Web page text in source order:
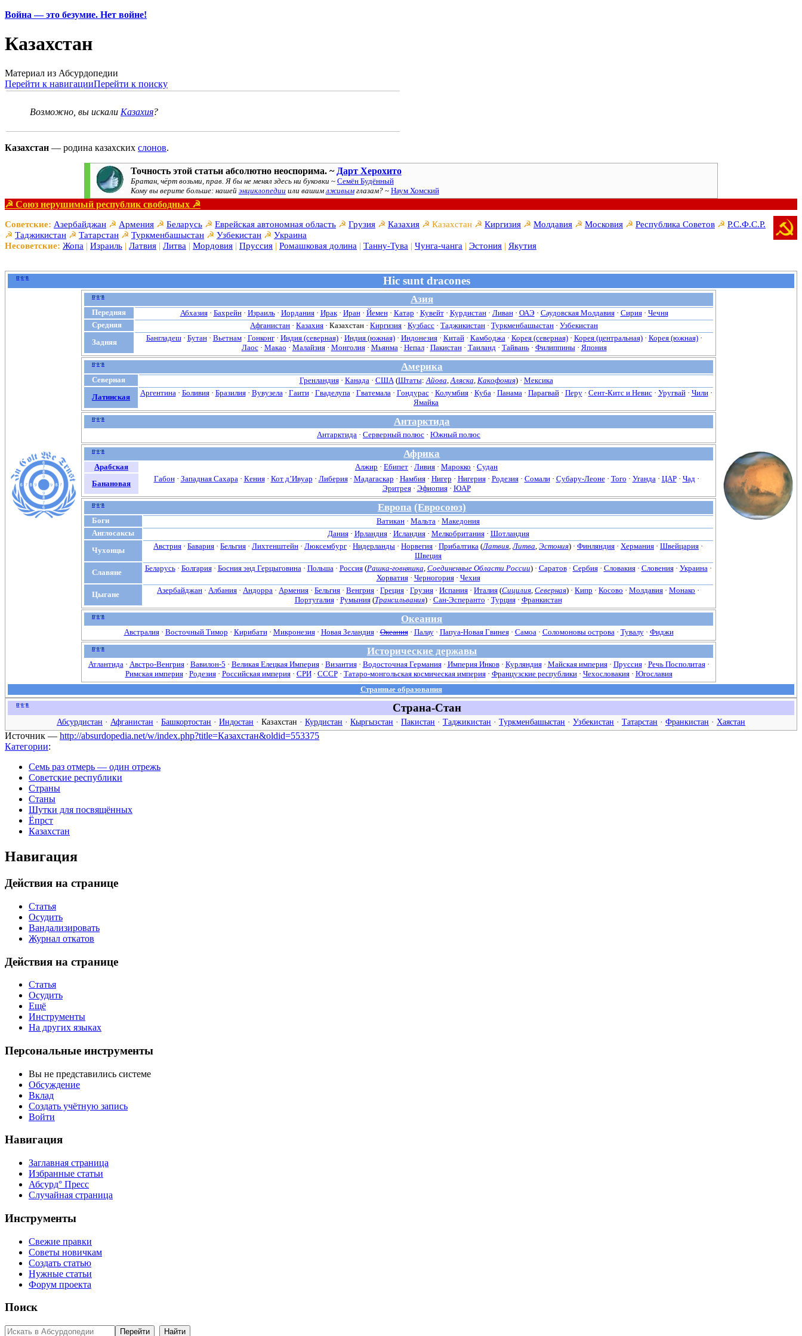
Война — это безумие. Нет войне!
Казахстан
Материал из Абсурдопедии
Перейти к навигацииПерейти к поиску
Возможно, вы искали Казахия?
Казахстан — родина казахских слонов.
Точность этой статьи абсолютно неоспорима. ~ Дарт Херохито
Братан, чёрт возьми, прав. Я бы не менял здесь ни буковки ~ Семён Будённый
Кому вы верите больше: нашей энциклопедии или вашим лживымглазам?~ Наум Хомский
☭ Союз нерушимый республик свободных ☭
Советские: Азербайджан ☭ Армения ☭ Беларусь ☭ Еврейская автономная область ☭ Грузия ☭ Казахия ☭ Казахстан ☭ Киргизия ☭ Молдавия ☭ Московия ☭ Республика Советов ☭ Р.С.Ф.С.Р.
☭ Таджикистан ☭ Татарстан ☭ Туркменбашыстан ☭ Узбекистан ☭ Украина
Несоветские: Жопа | Израиль | Латвия | Литва | Мордовия | Пруссия | Ромашковая долина | Танну-Тува | Чунга-чанга | Эстония | Якутия
п·о ·в Hic sunt dracones
п·о ·в Азия
Передняя Абхазия· Бахрейн· Израиль· Иордания· Ирак· Иран· Йемен· Катар · Кувейт· Курдистан· Ливан· ОАЭ · Саудовская Молдавия· Сирия· Чечня
Средняя
Афганистан · Казахия · Казахстан · Киргизия · Кузбасс · Таджикистан · Туркменбашыстан · Узбекистан
Задняя
Бангладеш· Бутан· Вьетнам· Гонконг· Индия (северная)· Индия (южная)· Индонезия· Китай· Камбоджа· Корея (северная)· Корея (центральная)· Корея (южная)·
Лаос· Макао · Малайзия· Монголия· Мьянма· Непал· Пакистан· Таиланд· Тайвань· Филиппины· Япония
п·о ·в Америка
Северная Гренландия· Канада· США(Штаты:Айова,Аляска, Какофония) · Мексика
Латинская
Аргентина· Боливия· Бразилия· Вувузела· Гаити· Гваделупа· Гватемала· Гондурас· Колумбия· Куба· Панама· Парагвай· Перу· Сент-Китс и Невис· Уругвай· Чили·
Ямайка
п·о ·в Антарктида
Антарктида · Серверный полюс · Южный полюс
п·о ·в Африка
Арабская Алжир · Ебипет · Ливия · Марокко · Судан
Банановая
Габон· Западная Сахара· Кения· Кот д’Ивуар · Либерия· Мадагаскар · Намбия· Нигер · Нигерия· Родезия· Сомали· Субару-Леоне· Того · Уганда· ЦАР· Чад·
Эритрея· Эфиопия· ЮАР
п·о ·в Европа (Евросоюз)
Боги Ватикан · Мальта · Македония
Англосаксы
Дания· Ирландия· Исландия· Мелкобритания· Шотландия
Чухонцы
Австрия · Бавария · Бельгия · Лихтенштейн · Люксембург · Нидерланды · Норвегия · Прибалтика (Латвия,Литва, Эстония) · Финляндия · Хермания · Швейцария ·
Швеция
Славяне
Беларусь· Болгария· Босния энд Герцыговина· Польша· Россия(Рашка-говняшка, Соединенные Области России) · Саратов· Сербия· Словакия· Словения· Украина·
Хорватия· Черногория· Чехия
Цыгане
Азербайджан · Албания · Андорра · Армения · Бельгия · Венгрия · Греция · Грузия · Испания · Италия (Сицилия, Cеверная) · Кипр · Косово · Молдавия · Монако ·
Португалия· Румыния(Трансильвания) · Сан-Эсперанто · Турция· Франкистан
п·о ·в Океания
Австралия· Восточный Тимор · Кирибати· Микронезия· Новая Зеландия·Океания· Палау· Папуа-Новая Гвинея· Самоа· Соломоновы острова· Тувалу· Фиджи
п·о ·в Исторические державы
Атлантида· Австро-Венгрия· Вавилон-5 · Великая Елецкая Империя· Византия· Водосточная Германия· Империя Инков· Курляндия· Майская империя· Пруссия· Речь Посполитая·
Римская империя· Родезия· Российская империя· СРИ· СССР· Татаро-монгольская космическая империя· Французские республики· Чехословакия· Югославия
Странные образования
п·о·в Страна-Стан
Абсурдистан · Афганистан · Башкортостан · Индостан · Казахстан · Курдистан · Кыргызстан · Пакистан · Таджикистан · Туркменбашыстан · Узбекистан · Татарстан · Франкистан · Хаястан
Источник — http://absurdopedia.net/w/index.php?title=Казахстан&oldid=553375
Категории:
Семь раз отмерь — один отрежь
Советские республики
Страны
Станы
Шутки для посвящённых
Ёпрст
Казахстан
Навигация
Действия на странице
Статья
Осудить
Вандализировать
Журнал откатов
Действия на странице
Статья
Осудить
Ещё
Инструменты
На других языках
Персональные инструменты
Вы не представились системе
Обсуждение
Вклад
Создать учётную запись
Войти
Навигация
Заглавная страница
Избранные статьи
Абсурд° Пресс
Случайная страница
Инструменты
Свежие правки
Советы новичкам
Создать статью
Нужные статьи
Форум проекта
Поиск